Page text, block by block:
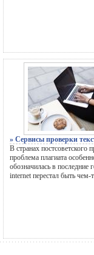
» Сервисы проверки
В странах постсоветского
проблема плагиата
обозначилась в последние
internet перестал быть чем-